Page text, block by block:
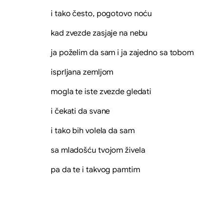
i tako često, pogotovo noću
kad zvezde zasjaje na nebu
ja poželim da sam i ja zajedno sa tobom
isprljana zemljom
mogla te iste zvezde gledati
i čekati da svane
i tako bih volela da sam
sa mladošću tvojom živela
pa da te i takvog pamtim